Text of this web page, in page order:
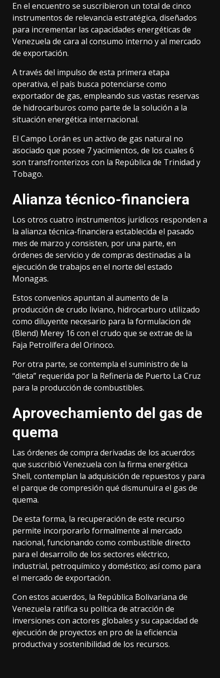
En el encuentro se suscribieron un total de cinco
instrumentos de relevancia estratégica, diseñados
para incrementar las capacidades energéticas de
Venezuela de cara al consumo interno y al mercado
de exportación.
A través del impulso de esta primera etapa
operativa, el país busca potenciarse como
exportador de gas, empleando sus vastas reservas
de hidrocarburos como parte de la solución a la
situación energética internacional.
El Campo Lorán es un activo de gas natural no
asociado que posee 7 yacimientos, de los cuales 6
son transfronterizos con la República de Trinidad y
Tobago.
Alianza técnico-financiera
Los otros cuatro instrumentos jurídicos responden a
la alianza técnica-financiera establecida el pasado
mes de marzo y consisten, por una parte, en
órdenes de servicio y de compras destinadas a la
ejecución de trabajos en el norte del estado
Monagas.
Estos convenios apuntan al aumento de la
producción de crudo liviano, hidrocarburo utilizado
como diluyente necesario para la formulacion de
(Blend) Merey 16 con el crudo que se extrae de la
Faja Petrolífera del Orinoco.
Por otra parte, se contempla el suministro de la
“dieta” requerida por la Refineria de Puerto La Cruz
para la producción de combustibles.
Aprovechamiento del gas de
quema
Las órdenes de compra derivadas de los acuerdos
que suscribió Venezuela con la firma energética
Shell, contemplan la adquisición de repuestos y para
el parque de compresión qué dismunuira el gas de
quema.
De esta forma, la recuperación de este recurso
permite incorporarlo formalmente al mercado
nacional, funcionando como combustible directo
para el desarrollo de los sectores eléctrico,
industrial, petroquímico y doméstico; así como para
el mercado de exportación.
Con estos acuerdos, la República Bolivariana de
Venezuela ratifica su política de atracción de
inversiones con actores globales y su capacidad de
ejecución de proyectos en pro de la eficiencia
productiva y sostenibilidad de los recursos.